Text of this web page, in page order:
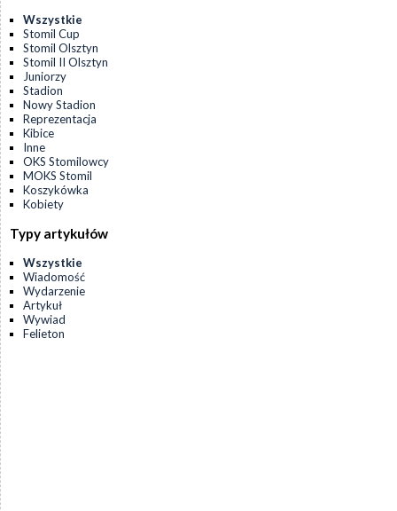
Wszystkie
Stomil Cup
Stomil Olsztyn
Stomil II Olsztyn
Juniorzy
Stadion
Nowy Stadion
Reprezentacja
Kibice
Inne
OKS Stomilowcy
MOKS Stomil
Koszykówka
Kobiety
Typy artykułów
Wszystkie
Wiadomość
Wydarzenie
Artykuł
Wywiad
Felieton